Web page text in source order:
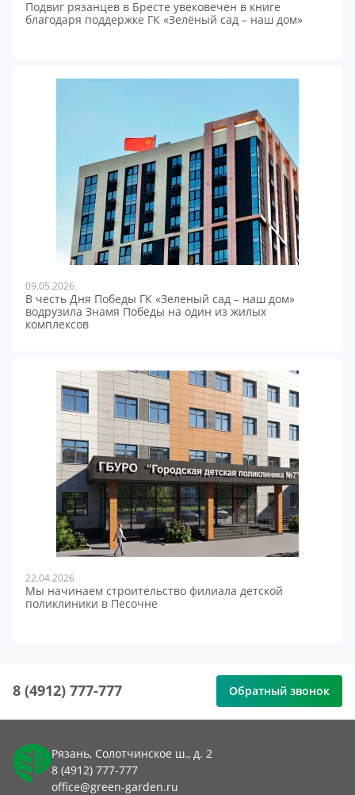
Подвиг рязанцев в Бресте увековечен в книге
благодаря поддержке ГК «Зелёный сад – наш дом»
09.05.2026
В честь Дня Победы ГК «Зеленый сад – наш дом»
водрузила Знамя Победы на один из жилых
комплексов
22.04.2026
Мы начинаем строительство филиала детской
поликлиники в Песочне
8 (4912) 777-777 Обратный звонок
Рязань, Солотчинское ш., д. 2
8 (4912) 777-777
office@green-garden.ru